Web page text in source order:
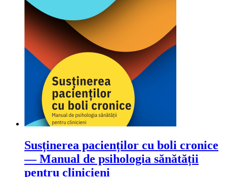
Susținerea pacienților cu boli cronice
— Manual de psihologia sănătății
pentru clinicieni